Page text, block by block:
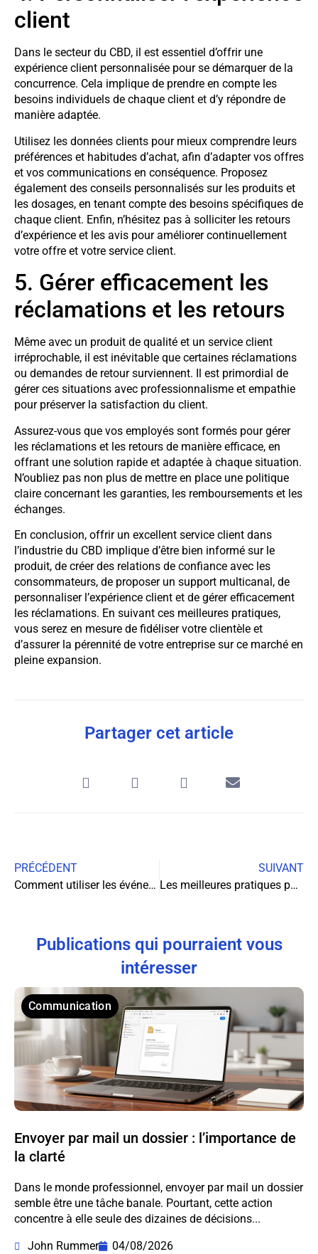
client
Dans le secteur du CBD, il est essentiel d’offrir une
expérience client personnalisée pour se démarquer de la
concurrence. Cela implique de prendre en compte les
besoins individuels de chaque client et d’y répondre de
manière adaptée.
Utilisez les données clients pour mieux comprendre leurs
préférences et habitudes d’achat, afin d’adapter vos offres
et vos communications en conséquence. Proposez
également des conseils personnalisés sur les produits et
les dosages, en tenant compte des besoins spécifiques de
chaque client. Enfin, n’hésitez pas à solliciter les retours
d’expérience et les avis pour améliorer continuellement
votre offre et votre service client.
5. Gérer efficacement les
réclamations et les retours
Même avec un produit de qualité et un service client
irréprochable, il est inévitable que certaines réclamations
ou demandes de retour surviennent. Il est primordial de
gérer ces situations avec professionnalisme et empathie
pour préserver la satisfaction du client.
Assurez-vous que vos employés sont formés pour gérer
les réclamations et les retours de manière efficace, en
offrant une solution rapide et adaptée à chaque situation.
N’oubliez pas non plus de mettre en place une politique
claire concernant les garanties, les remboursements et les
échanges.
En conclusion, offrir un excellent service client dans
l’industrie du CBD implique d’être bien informé sur le
produit, de créer des relations de confiance avec les
consommateurs, de proposer un support multicanal, de
personnaliser l’expérience client et de gérer efficacement
les réclamations. En suivant ces meilleures pratiques,
vous serez en mesure de fidéliser votre clientèle et
d’assurer la pérennité de votre entreprise sur ce marché en
pleine expansion.
Partager cet article
PRÉCÉDENT
Comment utiliser les événements et les salons professionnels pour développer votre entreprise ?
SUIVANT
Les meilleures pratiques pour le service client dans l’industrie de l’auto-école en ligne
Publications qui pourraient vous
intéresser
Communication
Envoyer par mail un dossier : l’importance de
la clarté
Dans le monde professionnel, envoyer par mail un dossier
semble être une tâche banale. Pourtant, cette action
concentre à elle seule des dizaines de décisions...
John Rummer
04/08/2026